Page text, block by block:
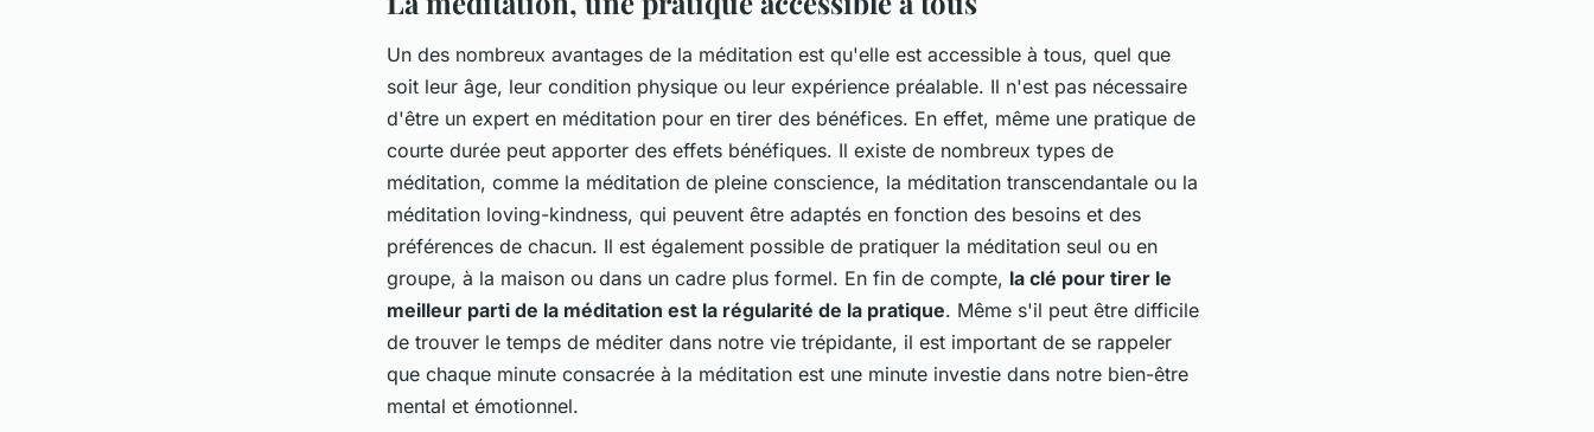
Un des nombreux avantages de la méditation est qu'elle est accessible à tous, quel que
soit leur âge, leur condition physique ou leur expérience préalable. Il n'est pas nécessaire
d'être un expert en méditation pour en tirer des bénéfices. En effet, même une pratique de
courte durée peut apporter des effets bénéfiques. Il existe de nombreux types de
méditation, comme la méditation de pleine conscience, la méditation transcendantale ou la
méditation loving-kindness, qui peuvent être adaptés en fonction des besoins et des
préférences de chacun. Il est également possible de pratiquer la méditation seul ou en
groupe, à la maison ou dans un cadre plus formel. En fin de compte, la clé pour tirer le
meilleur parti de la méditation est la régularité de la pratique. Même s'il peut être difficile
de trouver le temps de méditer dans notre vie trépidante, il est important de se rappeler
que chaque minute consacrée à la méditation est une minute investie dans notre bien-être
mental et émotionnel.